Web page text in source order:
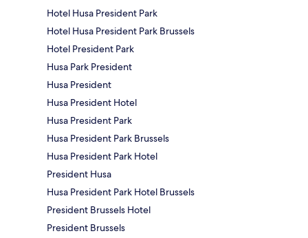
Hotel Husa President Park
Hotel Husa President Park Brussels
Hotel President Park
Husa Park President
Husa President
Husa President Hotel
Husa President Park
Husa President Park Brussels
Husa President Park Hotel
President Husa
Husa President Park Hotel Brussels
President Brussels Hotel
President Brussels